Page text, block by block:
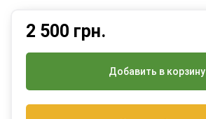
2 500 грн.
Добавить в корзину